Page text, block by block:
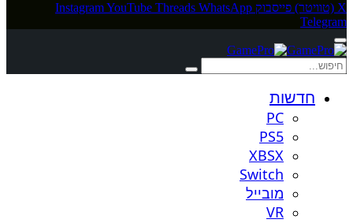
X (טוויטר) פייסבוק InstagramYouTube Threads WhatsApp
Telegram
חדשות
PC
PS5
XBSX
Switch
מובייל
VR